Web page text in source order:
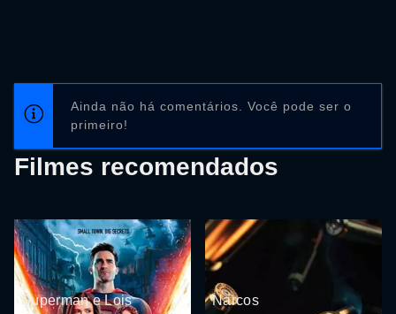
Ainda não há comentários. Você pode ser o
primeiro!
Filmes recomendados
Superman e Lois Narcos